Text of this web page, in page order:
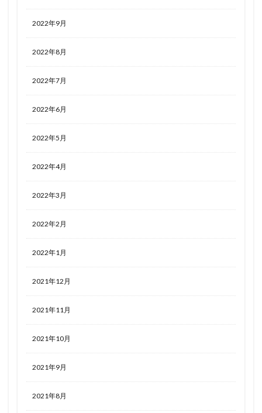
2022年9月
2022年8月
2022年7月
2022年6月
2022年5月
2022年4月
2022年3月
2022年2月
2022年1月
2021年12月
2021年11月
2021年10月
2021年9月
2021年8月